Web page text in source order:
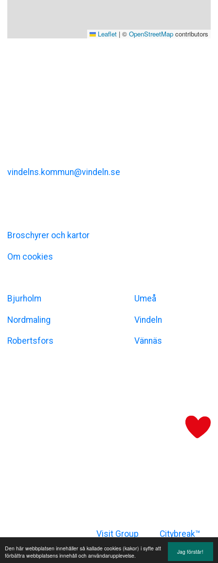
Jag förstår!
Den här webbplatsen innehåller så kallade cookies (kakor) i syfte att
förbättra webbplatsens innehåll och användarupplevelse.
Leaflet | © OpenStreetMap contributors
vindelns.kommun@vindeln.se
Broschyrer och kartor
Om cookies
Bjurholm
Nordmaling
Robertsfors
Umeå
Vindeln
Vännäs
Visit Group
Citybreak™
Information & Reservation System